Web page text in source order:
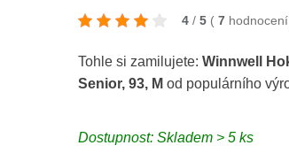
4 / 5 ( 7
Tohle si zamilujete:Winnwell
Senior, 93, M od populárního
Dostupnost: Skladem > 5 ks